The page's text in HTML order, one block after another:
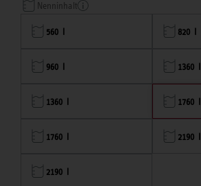
Nenninhalt
560 l 820 l
960 l 1360 l
1360 l 1760 l
1760 l 2190 l
2190 l